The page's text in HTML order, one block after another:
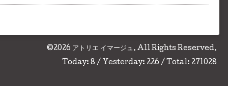
©2026 アトリエ イマージュ . All Rights Reserved.
Today: 8 / Yesterday: 226 / Total: 271028